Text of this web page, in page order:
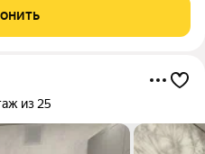
для уютных вечеров ,
из 25